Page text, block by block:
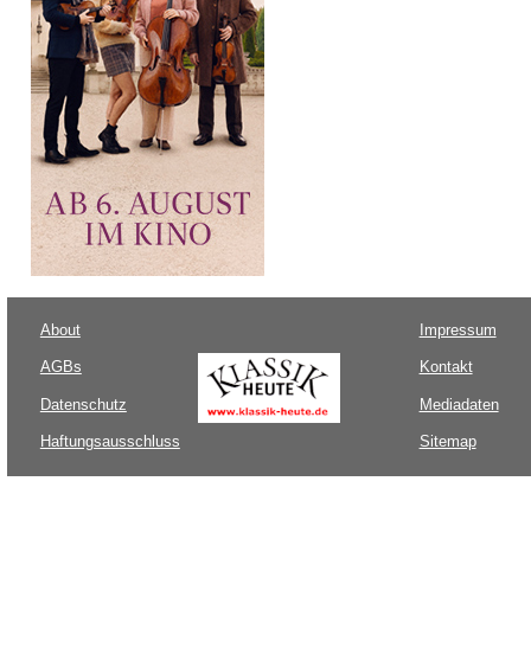
About
AGBs
Datenschutz
Haftungsausschluss
Impressum
Kontakt
Mediadaten
Sitemap